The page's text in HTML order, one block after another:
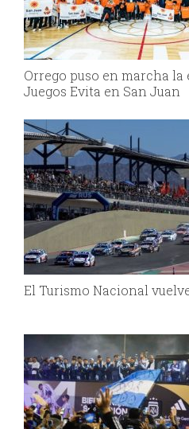
Orrego puso en marcha la
Juegos Evita en San Juan
El Turismo Nacional